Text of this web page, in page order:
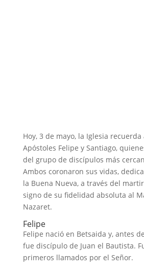
Hoy, 3 de mayo, la Iglesia recuerda
Apóstoles Felipe y Santiago,
del grupo de discípulos más
Ambos coronaron sus vidas,
la Buena Nueva, a través del
signo de su fidelidad absoluta al
Nazaret.
Felipe
Felipe nació en Betsaida y, antes
fue discípulo de Juan el Bautista.
primeros llamados por el Señor.